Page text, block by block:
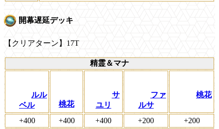
開幕遅延デッキ
【クリアターン】17T
精霊＆マナ
ルル
ベル
桃花
サ
ユリ
ファ
ルサ
桃花
+400 +400 +400 +200
+200